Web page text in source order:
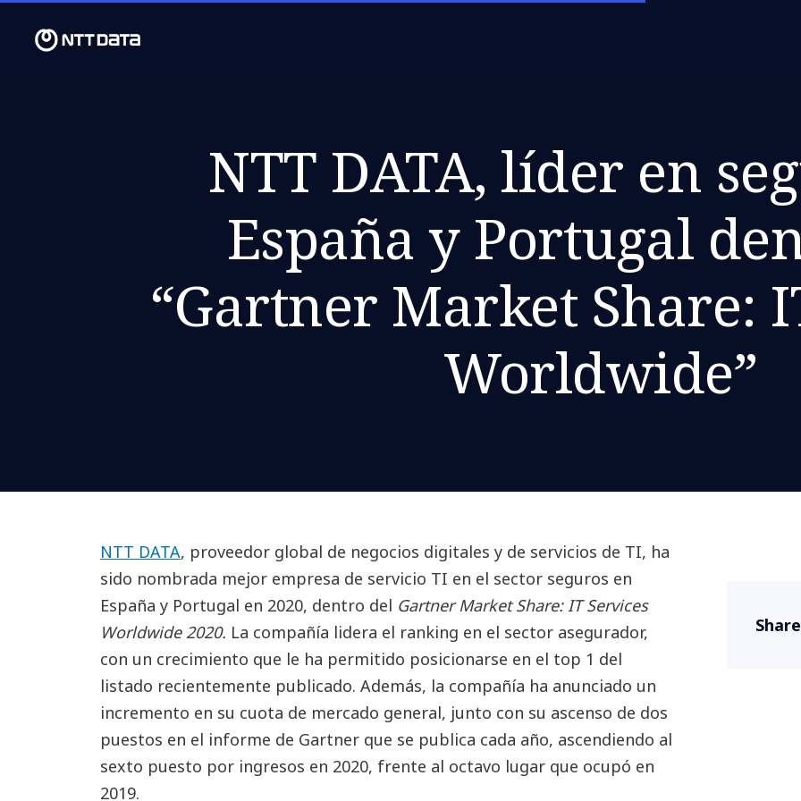
NTT DATA, líder en
España y Portugal
“Gartner Market Share:
Worldwide”
NTT DATA, proveedor global de negocios digitales y de servicios de TI, ha
sido nombrada mejor empresa de servicio TI en el sector seguros en
España y Portugal en 2020, dentro del Gartner Market Share: IT Services
Worldwide 2020. La compañía lidera el ranking en el sector asegurador,
con un crecimiento que le ha permitido posicionarse en el top 1 del
listado recientemente publicado. Además, la compañía ha anunciado un
incremento en su cuota de mercado general, junto con su ascenso de dos
puestos en el informe de Gartner que se publica cada año, ascendiendo al
sexto puesto por ingresos en 2020, frente al octavo lugar que ocupó en
2019.